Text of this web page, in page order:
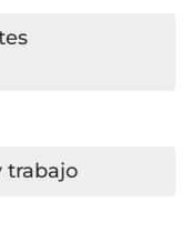
trabajo